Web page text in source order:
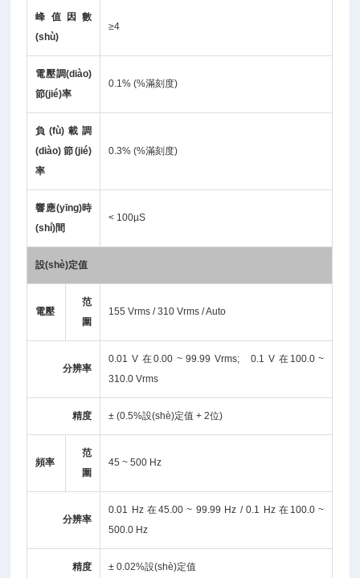
峰值因數
(shù)
≥4
電壓調(diào)
節(jié)率
0.1% (%滿刻度)
負(fù)載調
(diào)節(jié)
率
0.3% (%滿刻度)
響應(yīng)時
(shí)間
< 100µS
設(shè)定值
電壓
范
圍
155 Vrms / 310 Vrms / Auto
分辨率
0.01 V 在0.00 ~ 99.99 Vrms; 0.1 V 在100.0 ~
310.0 Vrms
精度 ± (0.5%設(shè)定值 + 2位)
頻率
范
圍
45 ~ 500 Hz
分辨率
0.01 Hz 在45.00 ~ 99.99 Hz / 0.1 Hz 在100.0 ~
500.0 Hz
精度 ± 0.02%設(shè)定值